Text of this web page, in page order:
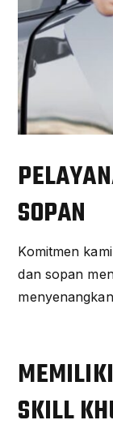
SOPAN
Komitmen
dan sopan
SKILL